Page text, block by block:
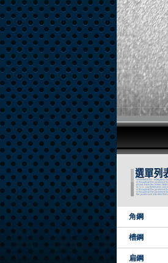
角鋼
槽鋼
扁鋼